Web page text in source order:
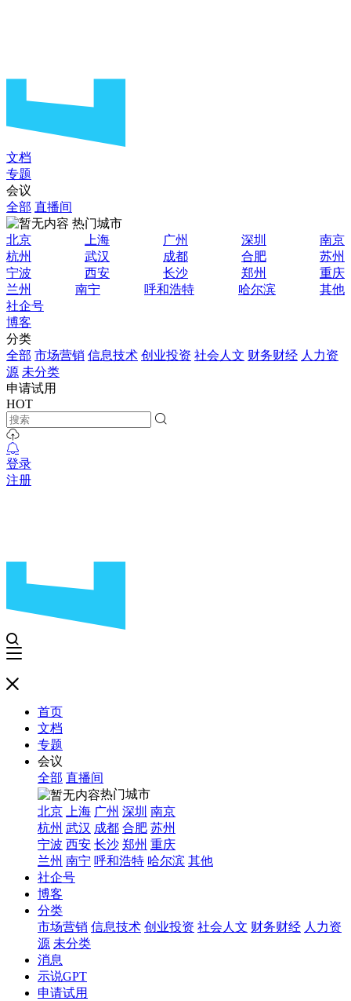
文档
专题
会议
全部 直播间
热门城市
北京
上海 广州 深圳
南京
杭州
武汉 成都 合肥
苏州
宁波
西安 长沙 郑州
重庆
兰州
南宁 呼和浩特 哈尔滨
其他
社企号
博客
分类
全部 市场营销 信息技术 创业投资 社会人文 财务财经 人力资
源 未分类
申请试用
HOT
登录
注册
首页
文档
专题
会议
全部 直播间
热门城市
北京
上海 广州 深圳 南京
杭州 武汉 成都 合肥 苏州
宁波 西安 长沙 郑州 重庆
兰州 南宁 呼和浩特 哈尔滨 其他
社企号
博客
分类
市场营销 信息技术 创业投资 社会人文 财务财经 人力资
源 未分类
消息
示说GPT
申请试用